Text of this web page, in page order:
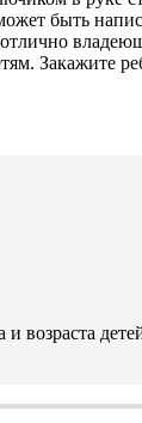
быть
Закажите
возраста